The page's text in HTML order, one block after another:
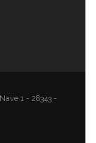
Diseño
1 - 28343 -